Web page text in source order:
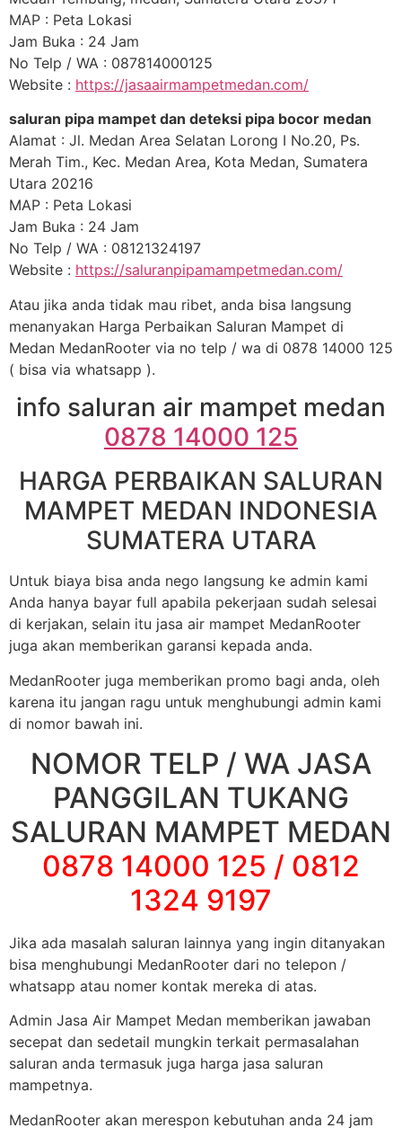
MAP : Peta Lokasi
Jam Buka : 24 Jam
No Telp / WA : 087814000125
Website : https://jasaairmampetmedan.com/
saluran pipa mampet dan deteksi pipa bocor medan
Alamat : Jl. Medan Area Selatan Lorong I No.20, Ps.
Merah Tim., Kec. Medan Area, Kota Medan, Sumatera
Utara 20216
MAP : Peta Lokasi
Jam Buka : 24 Jam
No Telp / WA : 08121324197
Website : https://saluranpipamampetmedan.com/
Atau jika anda tidak mau ribet, anda bisa langsung
menanyakan Harga Perbaikan Saluran Mampet di
Medan MedanRooter via no telp / wa di 0878 14000 125
( bisa via whatsapp ).
info saluran air mampet medan
0878 14000 125
HARGA PERBAIKAN SALURAN
MAMPET MEDAN INDONESIA
SUMATERA UTARA
Untuk biaya bisa anda nego langsung ke admin kami
Anda hanya bayar full apabila pekerjaan sudah selesai
di kerjakan, selain itu jasa air mampet MedanRooter
juga akan memberikan garansi kepada anda.
MedanRooter juga memberikan promo bagi anda, oleh
karena itu jangan ragu untuk menghubungi admin kami
di nomor bawah ini.
NOMOR TELP / WA JASA
PANGGILAN TUKANG
SALURAN MAMPET MEDAN
0878 14000 125 / 0812
1324 9197
Jika ada masalah saluran lainnya yang ingin ditanyakan
bisa menghubungi MedanRooter dari no telepon /
whatsapp atau nomer kontak mereka di atas.
Admin Jasa Air Mampet Medan memberikan jawaban
secepat dan sedetail mungkin terkait permasalahan
saluran anda termasuk juga harga jasa saluran
mampetnya.
MedanRooter akan merespon kebutuhan anda 24 jam